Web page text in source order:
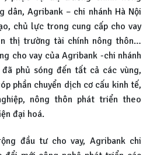
dân, Agribank – chi nhánh Hà Nội
chủ lực trong cung cấp cho vay
thị trường tài chính nông thôn…
cho vay của Agribank -chi nhánh
phủ sóng đến tất cả các vùng,
phần chuyển dịch cơ cấu kinh tế,
nông thôn phát triển theo
đại hoá.
đầu tư cho vay, Agribank chi